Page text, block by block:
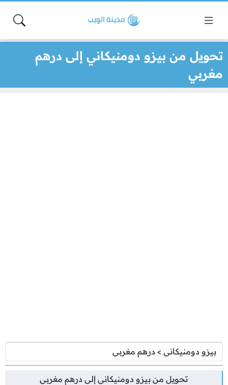
تحويل من بيزو دومنيكاني إلى درهم
مغربي
تحويل منبيزو دومنيكاني إلى درهم مغربي